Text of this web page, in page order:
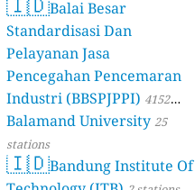
Balai Besar
Standardisasi Dan
Pelayanan Jasa
Pencegahan Pencemaran
Industri (BBSPJPPI) 4152
stations
Balamand University25
stations
🇮🇩Bandung Institute Of